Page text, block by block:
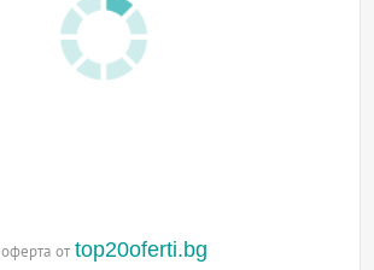
оферта от top20oferti.bg